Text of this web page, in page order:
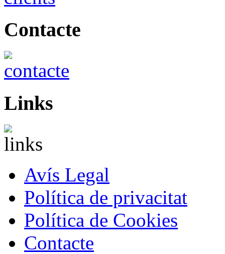
Contacte
Links
Avís Legal
Política de privacitat
Política de Cookies
Contacte